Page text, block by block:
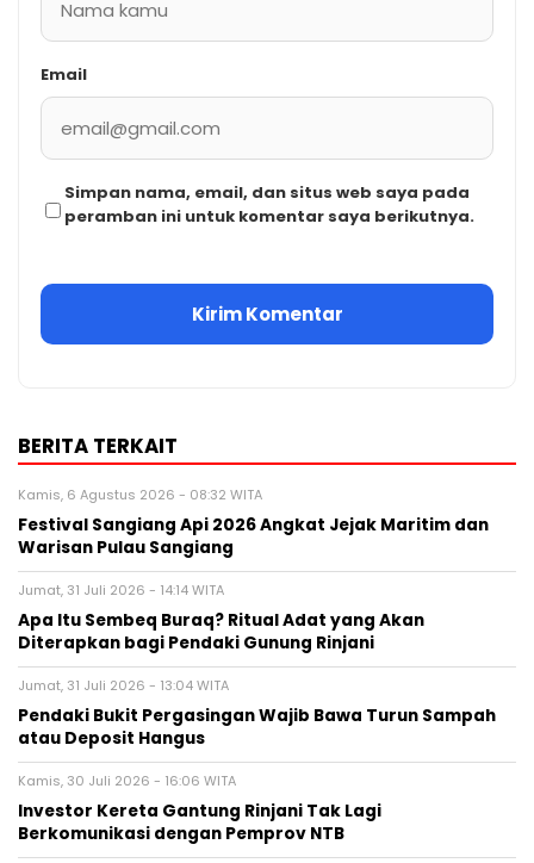
Email
Simpan nama, email, dan situs web saya pada
peramban ini untuk komentar saya berikutnya.
BERITA TERKAIT
Kamis, 6 Agustus 2026 - 08:32 WITA
Festival Sangiang Api 2026 Angkat Jejak Maritim dan
Warisan Pulau Sangiang
Jumat, 31 Juli 2026 - 14:14 WITA
Apa Itu Sembeq Buraq? Ritual Adat yang Akan
Diterapkan bagi Pendaki Gunung Rinjani
Jumat, 31 Juli 2026 - 13:04 WITA
Pendaki Bukit Pergasingan Wajib Bawa Turun Sampah
atau Deposit Hangus
Kamis, 30 Juli 2026 - 16:06 WITA
Investor Kereta Gantung Rinjani Tak Lagi
Berkomunikasi dengan Pemprov NTB